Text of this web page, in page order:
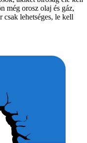
még orosz olaj és gáz,
csak lehetséges, le kell